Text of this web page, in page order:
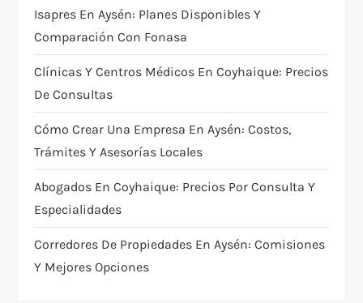
Isapres En Aysén: Planes Disponibles Y
Comparación Con Fonasa
Clínicas Y Centros Médicos En Coyhaique: Precios
De Consultas
Cómo Crear Una Empresa En Aysén: Costos,
Trámites Y Asesorías Locales
Abogados En Coyhaique: Precios Por Consulta Y
Especialidades
Corredores De Propiedades En Aysén: Comisiones
Y Mejores Opciones